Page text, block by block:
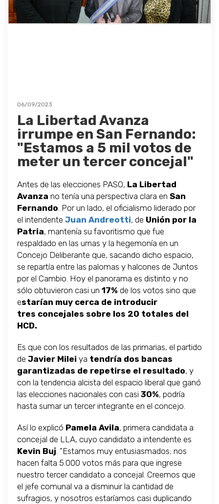
06/09/2023
La Libertad Avanza
irrumpe en San Fernando:
"Estamos a 5 mil votos de
meter un tercer concejal"
Antes de las elecciones PASO, La Libertad
Avanza no tenía una perspectiva clara en San
Fernando. Por un lado, el oficialismo liderado por
el intendente Juan Andreotti, de Unión por la
Patria, mantenía su favoritismo que fue
respaldado en las urnas y la hegemonía en un
Concejo Deliberante que, sacando dicho espacio,
se repartía entre las palomas y halcones de Juntos
por el Cambio. Hoy el panorama es distinto y no
sólo obtuvieron casi un 17% de los votos sino que
estarían muy cerca de introducir
tres concejales sobre los 20 totales del
HCD.
Es que con los resultados de las primarias, el partido
de Javier Milei ya tendría dos bancas
garantizadas de repetirse el resultado, y
con la tendencia alcista del espacio liberal que ganó
las elecciones nacionales con casi 30%, podría
hasta sumar un tercer integrante en el concejo.
Así lo explicó Pamela Avila, primera candidata a
concejal de LLA, cuyo candidato a intendente es
Kevin Buj. "Estamos muy entusiasmados; nos
hacen falta 5.000 votos más para que ingrese
nuestro tercer candidato a concejal. Creemos que
el jefe comunal va a disminuir la cantidad de
sufragios, y nosotros estaríamos casi duplicando